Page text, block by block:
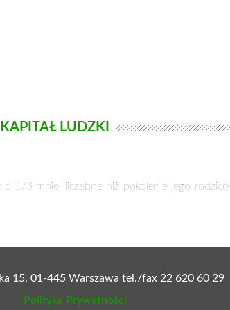
LUDZKI
1/3 mniej liczebne niż pokolenie jego
15, 01-445 Warszawa tel./fax 22 620 60 29
Polityka Prywatności